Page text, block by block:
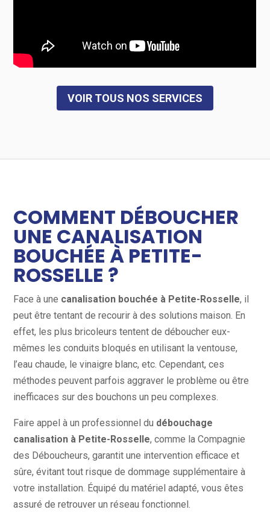
VOIR TOUS NOS SERVICES
COMMENT DÉBOUCHER
UNE CANALISATION
BOUCHÉE À PETITE-
ROSSELLE ?
Face à une canalisation bouchée à Petite-Rosselle, il
peut être tentant de recourir à des solutions maison. En
effet, les plus bricoleurs tentent de déboucher eux-
mêmes les conduits bloqués en utilisant la ventouse,
l’eau chaude, le vinaigre blanc, etc. Cependant, ces
méthodes peuvent parfois aggraver le problème ou être
inefficaces sur des bouchons un peu complexes.
Faire appel à un professionnel du débouchage
canalisation à Petite-Rosselle, comme la Compagnie
des Déboucheurs, garantit une intervention efficace et
sûre, évitant tout risque de dommage supplémentaire à
votre installation. Équipé du matériel adapté, vous êtes
assuré de retrouver un réseau fonctionnel.